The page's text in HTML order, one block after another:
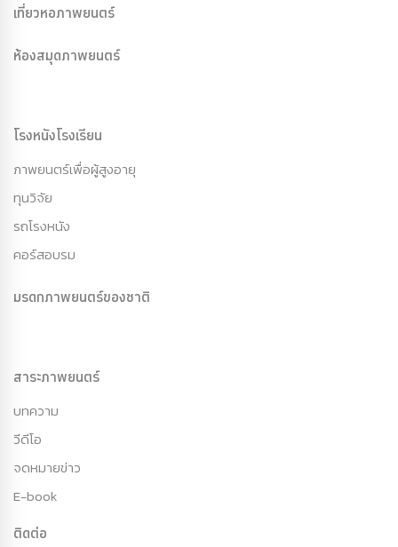
เที่ยวหอภาพยนตร์
ห้องสมุดภาพยนตร์
โรงหนังโรงเรียน
ภาพยนตร์เพื่อผู้สูงอายุ
ทุนวิจัย
รถโรงหนัง
คอร์สอบรม
มรดกภาพยนตร์ของชาติ
สาระภาพยนตร์
บทความ
วีดีโอ
จดหมายข่าว
E-book
ติดต่อ